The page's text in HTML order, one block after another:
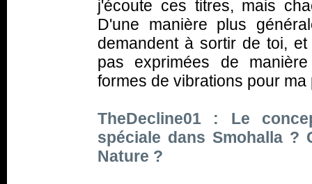
j'écoute ces titres, mais
D'une manière plus
demandent à sortir de toi,
pas exprimées de
formes de vibrations pour
TheDecline01 : Le
spéciale dans Smohalla ?
Nature ?